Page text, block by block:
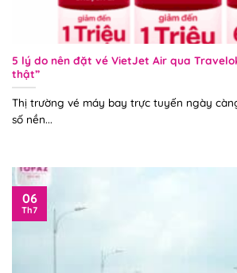
5 lý do nên đặt vé VietJet Air qua
thật”
Thị trường vé máy bay trực tuyến ngày
số nền...
06
Th7